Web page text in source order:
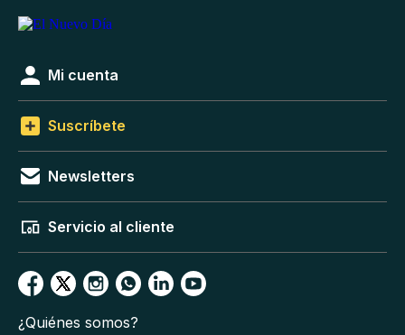
Mi cuenta
Suscríbete
Newsletters
Servicio al cliente
¿Quiénes somos?